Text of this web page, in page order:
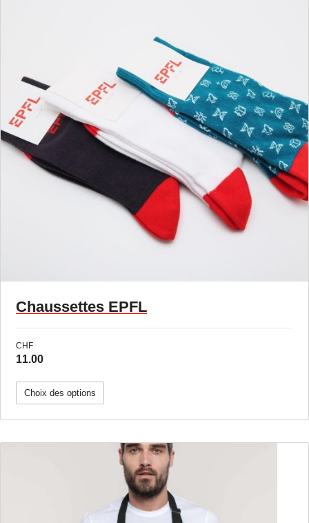
Chaussettes EPFL
CHF
11.00
Choix des options